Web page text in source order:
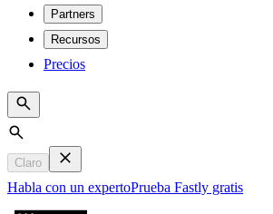
Partners
Recursos
Precios
Search
Claro
Habla con un expertoPrueba Fastly gratis